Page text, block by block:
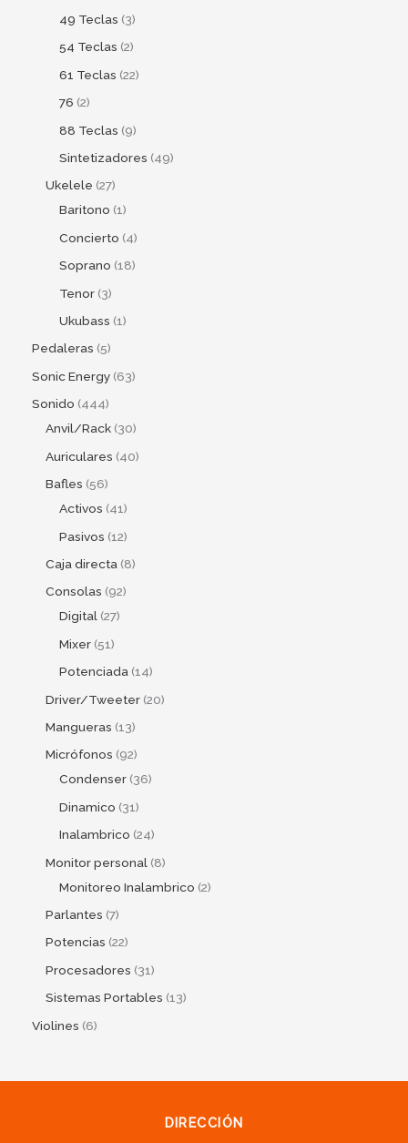
49 Teclas 3
54 Teclas 2
61 Teclas 22
76 2
88 Teclas 9
Sintetizadores 49
Ukelele 27
Baritono 1
Concierto 4
Soprano 18
Tenor 3
Ukubass 1
Pedaleras 5
Sonic Energy 63
Sonido 444
Anvil/Rack 30
Auriculares 40
Bafles 56
Activos 41
Pasivos 12
Caja directa 8
Consolas 92
Digital 27
Mixer 51
Potenciada 14
Driver/Tweeter 20
Mangueras 13
Micrófonos 92
Condenser 36
Dinamico 31
Inalambrico 24
Monitor personal 8
Monitoreo Inalambrico 2
Parlantes 7
Potencias 22
Procesadores 31
Sistemas Portables 13
Violines 6
DIRECCIÓN